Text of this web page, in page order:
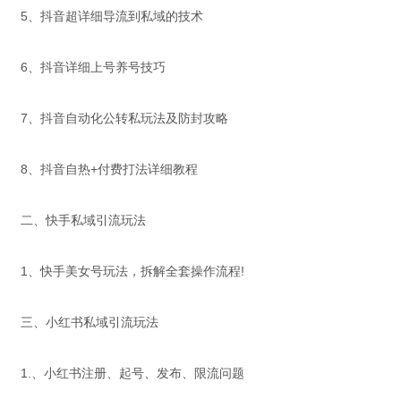
5、抖音超详细导流到私域的技术
6、抖音详细上号养号技巧
7、抖音自动化公转私玩法及防封攻略
8、抖音自热+付费打法详细教程
二、快手私域引流玩法
1、快手美女号玩法，拆解全套操作流程!
三、小红书私域引流玩法
1.、小红书注册、起号、发布、限流问题